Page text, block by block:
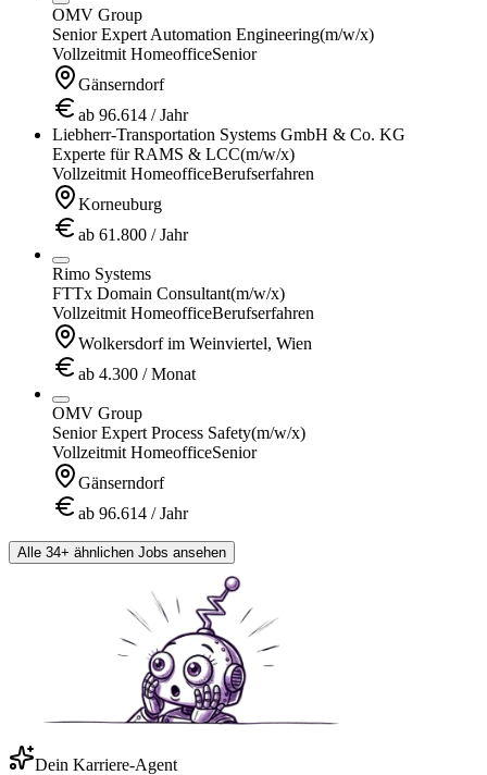
OMV Group
Senior Expert Automation Engineering(m/w/x)
Vollzeitmit HomeofficeSenior
Gänserndorf
ab 96.614 / Jahr
Liebherr-Transportation Systems GmbH & Co. KG
Experte für RAMS & LCC(m/w/x)
Vollzeitmit HomeofficeBerufserfahren
Korneuburg
ab 61.800 / Jahr
Rimo Systems
FTTx Domain Consultant(m/w/x)
Vollzeitmit HomeofficeBerufserfahren
Wolkersdorf im Weinviertel, Wien
ab 4.300 / Monat
OMV Group
Senior Expert Process Safety(m/w/x)
Vollzeitmit HomeofficeSenior
Gänserndorf
ab 96.614 / Jahr
Alle 34+ ähnlichen Jobs ansehen
Dein Karriere-Agent